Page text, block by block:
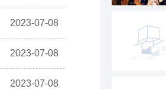
2023-07-08
2023-07-08
2023-07-08